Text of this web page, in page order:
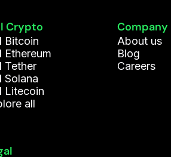
Crypto
Bitcoin
Ethereum
Tether
Solana
Litecoin
all
Company
About us
Blog
Careers